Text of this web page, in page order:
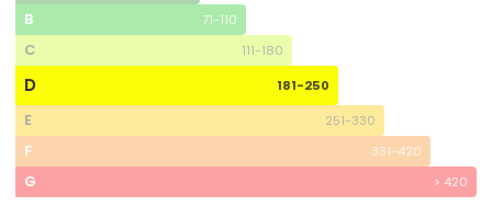
B 71-110
C 111-180
D 181-250
E 251-330
F 331-420
G > 420